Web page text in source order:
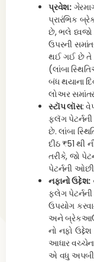
પ્રવેશ:
પ્રારંભિક
છે, ભલે ધ્વજો
ઉપરની
થઈ ગઈ છે તે
(લાંબા
બંધ થયાના
લોઅર
સ્ટૉપ લૉસ:
ફ્લૅગ પેટર્નની
છે. લાંબા
દીઠ ₹51 થી
તરીકે, જો
પેટર્નની
નફાનો ઉદ્દેશ:
ફ્લેગ
ઉપયોગ
અને બ્રેકઆઉટ
નો નફો
આધાર
એ વધુ